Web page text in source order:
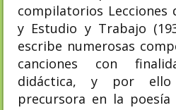
compilatorios Lecciones
y Estudio y Trabajo
escribe numerosas
canciones con
didáctica, y por
precursora en la